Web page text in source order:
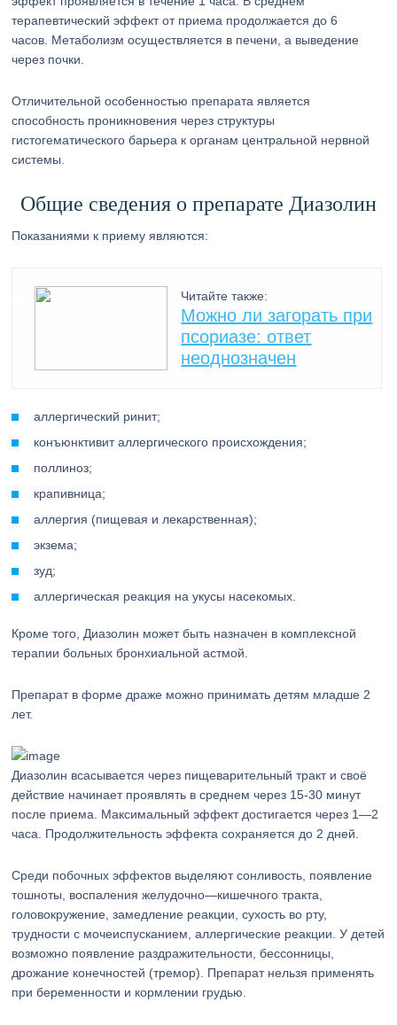
терапевтический эффект от приема продолжается до 6
часов. Метаболизм осуществляется в печени, а выведение
через почки.
Отличительной особенностью препарата является
способность проникновения через структуры
гистогематического барьера к органам центральной нервной
системы.
Общие сведения о препарате Диазолин
Показаниями к приему являются:
Читайте также:
Можно ли загорать при
псориазе: ответ
неоднозначен
аллергический ринит;
конъюнктивит аллергического происхождения;
поллиноз;
крапивница;
аллергия (пищевая и лекарственная);
экзема;
зуд;
аллергическая реакция на укусы насекомых.
Кроме того, Диазолин может быть назначен в комплексной
терапии больных бронхиальной астмой.
Препарат в форме драже можно принимать детям младше 2
лет.
Диазолин всасывается через пищеварительный тракт и своё
действие начинает проявлять в среднем через 15-30 минут
после приема. Максимальный эффект достигается через 1—2
часа. Продолжительность эффекта сохраняется до 2 дней.
Среди побочных эффектов выделяют сонливость, появление
тошноты, воспаления желудочно—кишечного тракта,
головокружение, замедление реакции, сухость во рту,
трудности с мочеиспусканием, аллергические реакции. У детей
возможно появление раздражительности, бессонницы,
дрожание конечностей (тремор). Препарат нельзя применять
при беременности и кормлении грудью.